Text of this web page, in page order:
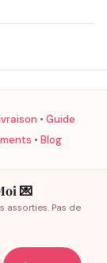
• Guide
• Blog
💌
assorties. Pas de